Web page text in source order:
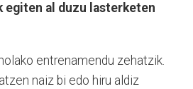
egiten al duzu lasterketen
entrenamendu zehatzik.
naiz bi edo hiru aldiz